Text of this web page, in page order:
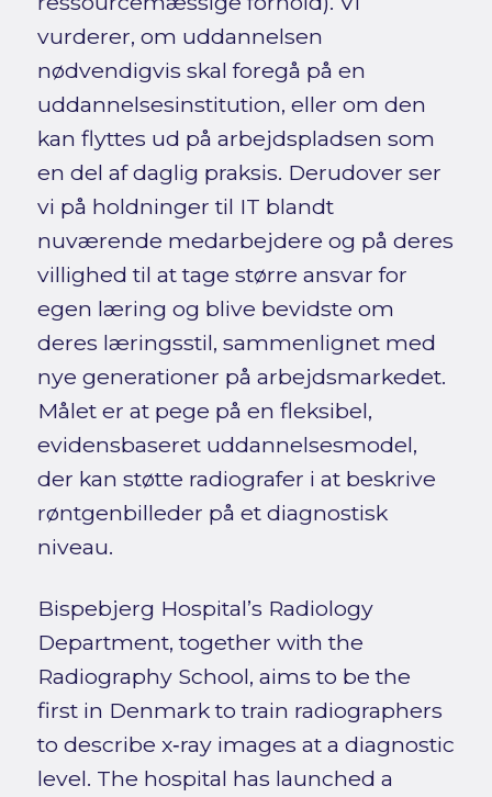
vurderer, om uddannelsen
nødvendigvis skal foregå på en
uddannelsesinstitution, eller om den
kan flyttes ud på arbejdspladsen som
en del af daglig praksis. Derudover ser
vi på holdninger til IT blandt
nuværende medarbejdere og på deres
villighed til at tage større ansvar for
egen læring og blive bevidste om
deres læringsstil, sammenlignet med
nye generationer på arbejdsmarkedet.
Målet er at pege på en fleksibel,
evidensbaseret uddannelsesmodel,
der kan støtte radiografer i at beskrive
røntgenbilleder på et diagnostisk
niveau.
Bispebjerg Hospital’s Radiology
Department, together with the
Radiography School, aims to be the
first in Denmark to train radiographers
to describe x‑ray images at a diagnostic
level. The hospital has launched a